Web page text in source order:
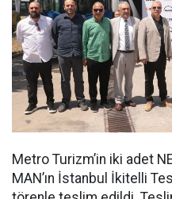
Metro Turizm’in iki adet
MAN’ın İstanbul İkitelli